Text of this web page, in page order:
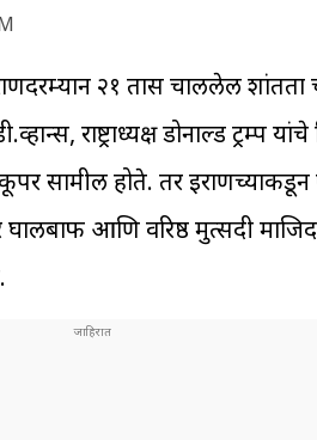
२१ तास चाललेली
राष्ट्राध्यक्ष डोनाल्ड ट्रम्प
सामील होते. तर इराणच्याकडून
घालीबाफ आणि वरिष्ठ मुत्सदी